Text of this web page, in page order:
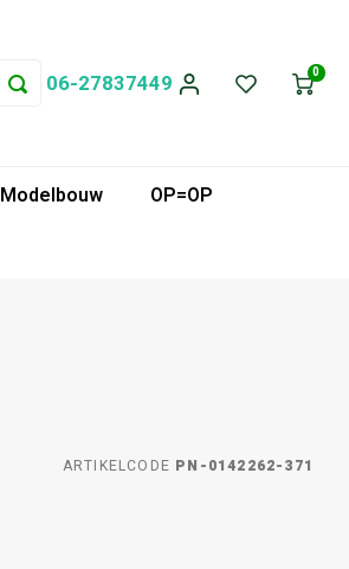
06-27837449 0
Modelbouw
OP=OP
ARTIKELCODE PN-0142262-371